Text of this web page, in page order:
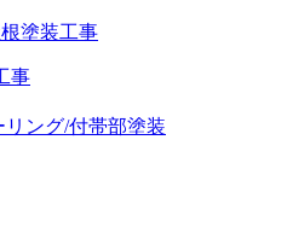
事
リング/付帯部塗装